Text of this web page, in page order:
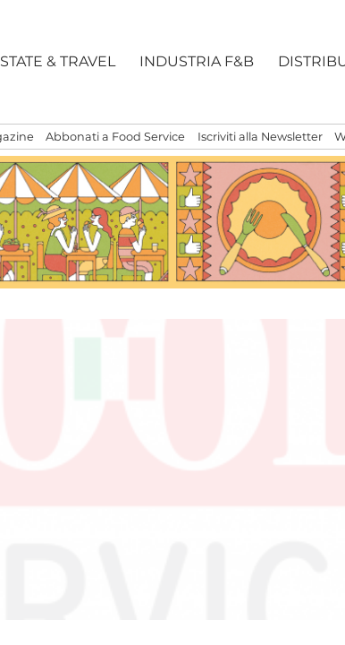
& TRAVEL INDUSTRIA F&B
Abbonati a Food Service Iscriviti alla Newsletter